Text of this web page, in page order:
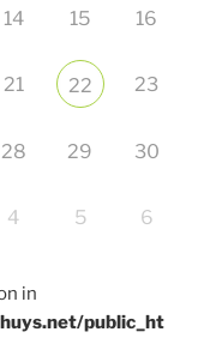
14 15 16
21 22 23
28 29 30
4 5 6
in
public_ht